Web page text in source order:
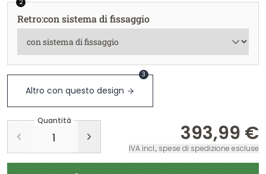
2
Retro:con sistema di fissaggio
Altro con questo design
3
Quantità
393,99 €
IVA incl., spese di spedizione escluse